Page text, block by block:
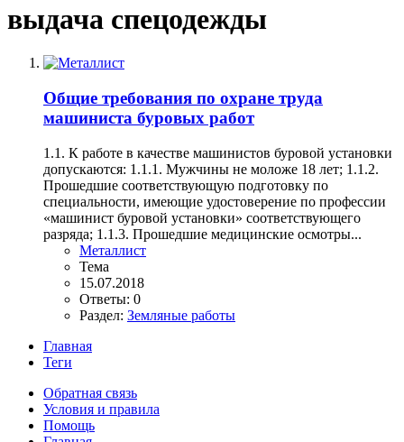
выдача спецодежды
Общие требования по охране труда
машиниста буровых работ
1.1. К работе в качестве машинистов буровой установки
допускаются: 1.1.1. Мужчины не моложе 18 лет; 1.1.2.
Прошедшие соответствующую подготовку по
специальности, имеющие удостоверение по профессии
«машинист буровой установки» соответствующего
разряда; 1.1.3. Прошедшие медицинские осмотры...
Металлист
Тема
15.07.2018
Ответы: 0
Раздел: Земляные работы
Главная
Теги
Обратная связь
Условия и правила
Помощь